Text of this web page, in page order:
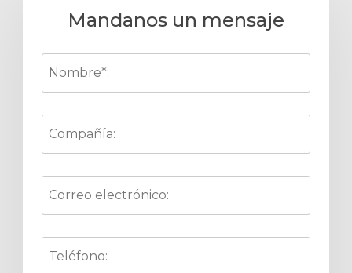
Mandanos un mensaje
Nombre*: *
Compañía:
Correo
electrónico: *
Teléfono: *